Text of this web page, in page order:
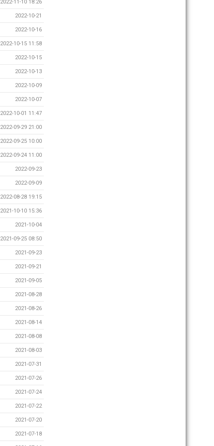
2022-11-10 18:26
2022-10-21
2022-10-16
2022-10-15 11:58
2022-10-15
2022-10-13
2022-10-09
2022-10-07
2022-10-01 11:47
2022-09-29 21:00
2022-09-25 10:00
2022-09-24 11:00
2022-09-23
2022-09-09
2022-08-28 19:15
2021-10-10 15:36
2021-10-04
2021-09-25 08:50
2021-09-23
2021-09-21
2021-09-05
2021-08-28
2021-08-26
2021-08-14
2021-08-08
2021-08-03
2021-07-31
2021-07-26
2021-07-24
2021-07-22
2021-07-20
2021-07-18